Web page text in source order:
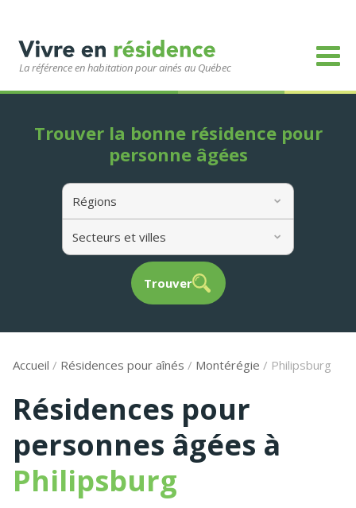
La référence en habitation pour ainés au Québec
Régions
Secteurs et villes
Trouver
Trouver la bonne résidence pour
personne âgées
Accueil / Résidences pour aînés / Montérégie / Philipsburg
Résidences pour
personnes âgées à
Philipsburg